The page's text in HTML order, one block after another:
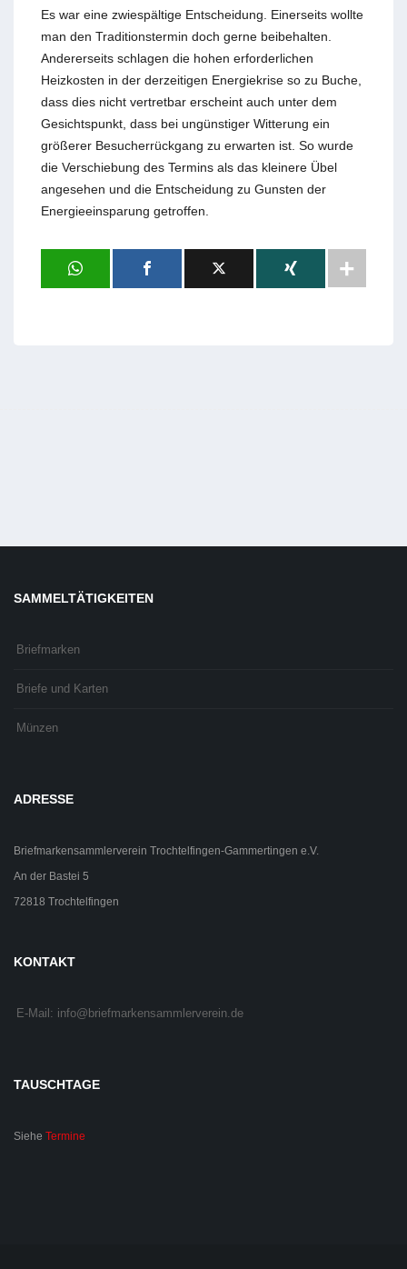
Es war eine zwiespältige Entscheidung. Einerseits wollte
man den Traditionstermin doch gerne beibehalten.
Andererseits schlagen die hohen erforderlichen
Heizkosten in der derzeitigen Energiekrise so zu Buche,
dass dies nicht vertretbar erscheint auch unter dem
Gesichtspunkt, dass bei ungünstiger Witterung ein
größerer Besucherrückgang zu erwarten ist. So wurde
die Verschiebung des Termins als das kleinere Übel
angesehen und die Entscheidung zu Gunsten der
Energieeinsparung getroffen.
SAMMELTÄTIGKEITEN
Briefmarken
Briefe und Karten
Münzen
ADRESSE
Briefmarkensammlerverein Trochtelfingen-Gammertingen e.V.
An der Bastei 5
72818 Trochtelfingen
KONTAKT
E-Mail: info@briefmarkensammlerverein.de
TAUSCHTAGE
Siehe Termine